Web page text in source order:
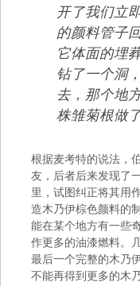
开了我们立
的颜料管子
它体面的埋
钻了一个洞
去，那个地
株雏菊根做
根据麦考特的说法，
友，后者后来发现了
里，试图纠正将其用
造木乃伊棕色颜料的
能在某个地方有一些
作更多的油漆燃料。
最后一个完整的木乃
不能再得到更多的木